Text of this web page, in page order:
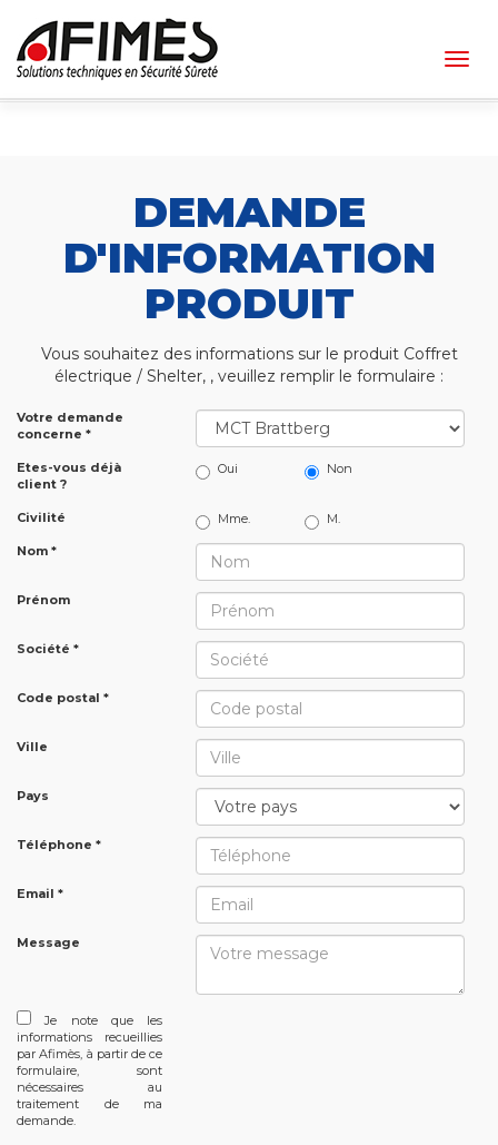
DEMANDE
D'INFORMATION
PRODUIT
Vous souhaitez des informations sur le produit Coffret
électrique / Shelter, , veuillez remplir le formulaire :
Votre demande
concerne *
Etes-vous déjà
client ?
Oui Non
Civilité Mme. M.
Nom *
Prénom
Société *
Code postal *
Ville
Pays
Téléphone *
Email *
Message
Je note que les
informations recueillies
par Afimès, à partir de ce
formulaire, sont
nécessaires au
traitement de ma
demande.